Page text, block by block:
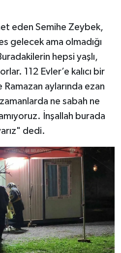
eden Semihe Zeybek,
gelecek ama olmadığı
hepsi yaşlı,
112 Evler’e kalıcı bir
aylarında ezan
ne sabah ne
İnşallah burada
dedi.